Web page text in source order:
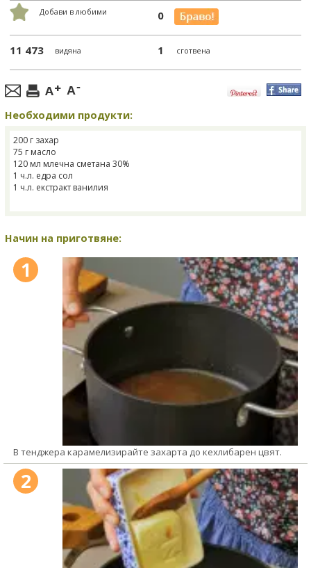
Добави в любими 0
11 473 видяна 1 сготвена
Необходими продукти:
200 г захар
75 г масло
120 мл млечна сметана 30%
1 ч.л. едра сол
1 ч.л. екстракт ванилия
Начин на приготвяне:
1
В тенджера карамелизирайте захарта до кехлибарен цвят.
2